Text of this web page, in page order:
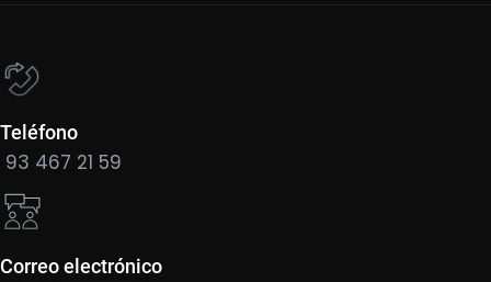
Teléfono
93 467 21 59
Correo electrónico